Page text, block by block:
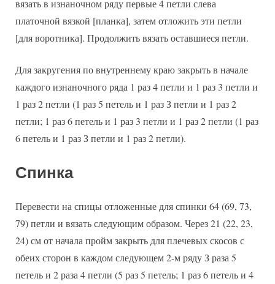
вязать в изнаночном ряду первые 4 петли слева
платочной вязкой [планка], затем отложить эти петли
[для воротника]. Продолжить вязать оставшиеся петли.
Для закругения по внутреннему краю закрыть в начале
каждого изнаночного ряда 1 раз 4 петли и 1 раз 3 петли и
1 раз 2 петли (1 раз 5 петель и 1 раз З петли и 1 раз 2
петли; 1 раз 6 петель и 1 раз 3 петли и 1 раз 2 петли (1 раз
6 петель и 1 раз З петли и 1 раз 2 петли).
Спинка
Перевести на спицы отложенные для спинки 64 (69, 73,
79) петли и вязать следующим образом. Через 21 (22, 23,
24) см от начала пройм закрыть для плечевых скосов с
обеих сторон в каждом следующем 2-м ряду З раза 5
петель и 2 раза 4 петли (5 раз 5 петель; 1 раз 6 петель и 4